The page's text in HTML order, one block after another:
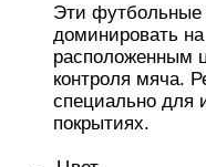
Эти футбольные
доминировать на
расположенным
контроля мяча.
специально для
покрытиях.